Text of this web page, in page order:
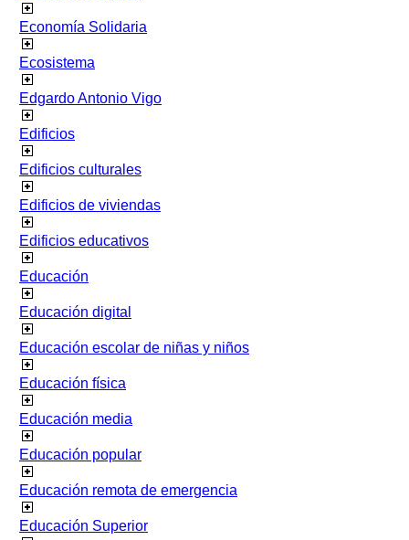
Economía Solidaria
Ecosistema
Edgardo Antonio Vigo
Edificios
Edificios culturales
Edificios de viviendas
Edificios educativos
Educación
Educación digital
Educación escolar de niñas y niños
Educación física
Educación media
Educación popular
Educación remota de emergencia
Educación Superior